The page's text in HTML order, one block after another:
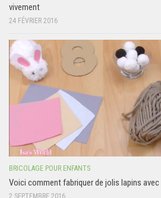
vivement
24 FÉVRIER 2016
BRICOLAGE POUR ENFANTS
Voici comment fabriquer de jolis lapins
2 SEPTEMBRE 2016